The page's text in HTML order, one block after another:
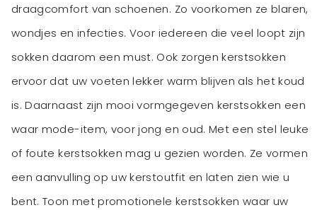
draagcomfort van schoenen. Zo voorkomen ze blaren,
wondjes en infecties. Voor iedereen die veel loopt zijn
sokken daarom een must. Ook zorgen kerstsokken
ervoor dat uw voeten lekker warm blijven als het koud
is. Daarnaast zijn mooi vormgegeven kerstsokken een
waar mode-item, voor jong en oud. Met een stel leuke
of foute kerstsokken mag u gezien worden. Ze vormen
een aanvulling op uw kerstoutfit en laten zien wie u
bent. Toon met promotionele kerstsokken waar uw